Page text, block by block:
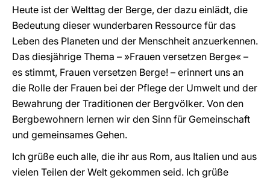
Heute ist der Welttag der Berge, der dazu einlädt, die
Bedeutung dieser wunderbaren Ressource für das
Leben des Planeten und der Menschheit anzuerkennen.
Das diesjährige Thema – »Frauen versetzen Berge« –
es stimmt, Frauen versetzen Berge! – erinnert uns an
die Rolle der Frauen bei der Pflege der Umwelt und der
Bewahrung der Traditionen der Bergvölker. Von den
Bergbewohnern lernen wir den Sinn für Gemeinschaft
und gemeinsames Gehen.
Ich grüße euch alle, die ihr aus Rom, aus Italien und aus
vielen Teilen der Welt gekommen seid. Ich grüße